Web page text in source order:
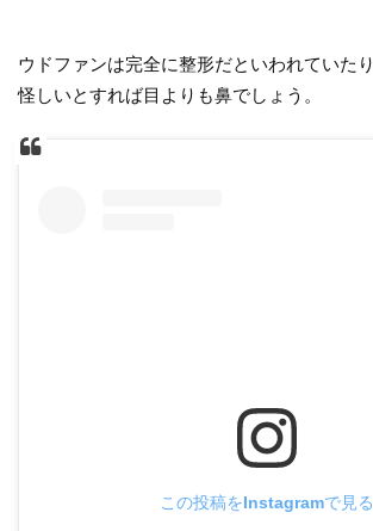
ウドファンは完全に整形だといわれていた
怪しいとすれば目よりも鼻でしょう。
この投稿をInstagramで見る